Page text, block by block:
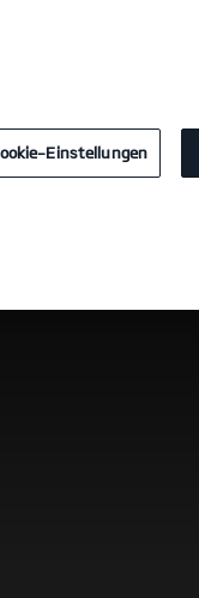
Einstellungen